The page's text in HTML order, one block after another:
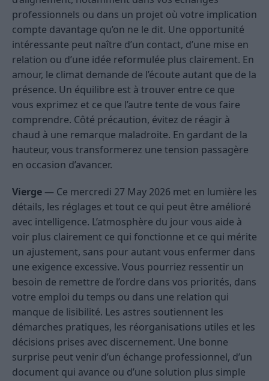
professionnels ou dans un projet où votre implication
compte davantage qu’on ne le dit. Une opportunité
intéressante peut naître d’un contact, d’une mise en
relation ou d’une idée reformulée plus clairement. En
amour, le climat demande de l’écoute autant que de la
présence. Un équilibre est à trouver entre ce que
vous exprimez et ce que l’autre tente de vous faire
comprendre. Côté précaution, évitez de réagir à
chaud à une remarque maladroite. En gardant de la
hauteur, vous transformerez une tension passagère
en occasion d’avancer.
Vierge — Ce mercredi 27 May 2026 met en lumière les
détails, les réglages et tout ce qui peut être amélioré
avec intelligence. L’atmosphère du jour vous aide à
voir plus clairement ce qui fonctionne et ce qui mérite
un ajustement, sans pour autant vous enfermer dans
une exigence excessive. Vous pourriez ressentir un
besoin de remettre de l’ordre dans vos priorités, dans
votre emploi du temps ou dans une relation qui
manque de lisibilité. Les astres soutiennent les
démarches pratiques, les réorganisations utiles et les
décisions prises avec discernement. Une bonne
surprise peut venir d’un échange professionnel, d’un
document qui avance ou d’une solution plus simple